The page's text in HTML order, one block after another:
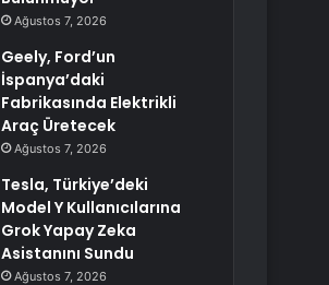
Ağustos 7, 2026
Geely, Ford’un
İspanya’daki
Fabrikasında Elektrikli
Araç Üretecek
Ağustos 7, 2026
Tesla, Türkiye’deki
Model Y Kullanıcılarına
Grok Yapay Zeka
Asistanını Sundu
Ağustos 7, 2026